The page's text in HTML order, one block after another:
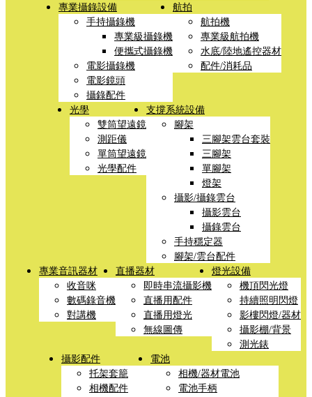
專業攝錄設備
手持攝錄機
專業級攝錄機
便攜式攝錄機
電影攝錄機
電影鏡頭
攝錄配件
航拍
航拍機
專業級航拍機
水底/陸地遙控器材
配件/消耗品
光學
雙筒望遠鏡
測距儀
單筒望遠鏡
光學配件
支撐系統設備
腳架
三腳架雲台套裝
三腳架
單腳架
燈架
攝影/攝錄雲台
攝影雲台
攝錄雲台
手持穩定器
腳架/雲台配件
專業音訊器材
收音咪
數碼錄音機
對講機
直播器材
即時串流攝影機
直播用配件
直播用燈光
無線圖傳
燈光設備
機頂閃光燈
持續照明閃燈
影樓閃燈/器材
攝影棚/背景
測光錶
攝影配件
托架套籠
相機配件
電池
相機/器材電池
電池手柄